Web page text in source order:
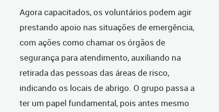
Agora capacitados, os voluntários podem agir
prestando apoio nas situações de emergência,
com ações como chamar os órgãos de
segurança para atendimento, auxiliando na
retirada das pessoas das áreas de risco,
indicando os locais de abrigo. O grupo passa a
ter um papel fundamental, pois antes mesmo